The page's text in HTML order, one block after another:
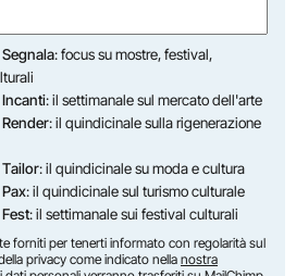
Segnala: focus su mostre, festival,
Incanti: il settimanale sul mercato dell'arte
Render: il quindicinale sulla rigenerazione
Tailor: il quindicinale su moda e cultura
Pax: il quindicinale sul turismo culturale
Fest: il settimanale sui festival culturali
forniti per tenerti informato con regolarità sul
privacy come indicato nella nostra